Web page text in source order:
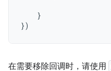
}
})
在需要移除回调时，请使用